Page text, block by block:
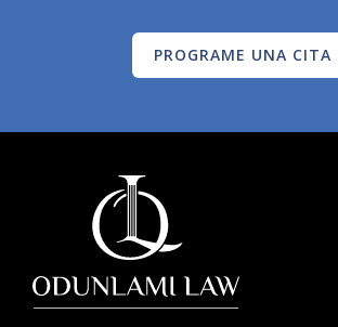
PROGRAME UNA CITA